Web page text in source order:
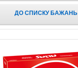
ДО СПИСКУ БАЖАНЬ